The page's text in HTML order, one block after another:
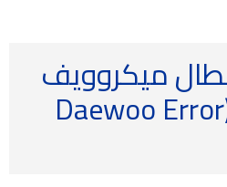
ميكروويف
دايو الشامل (Daewoo Error